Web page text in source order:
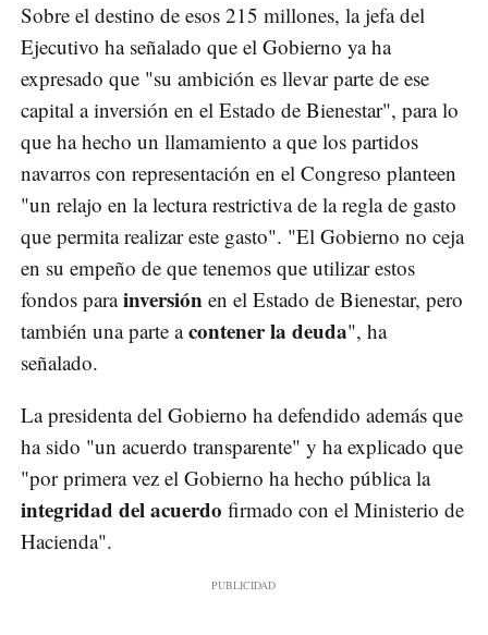
Sobre el destino de esos 215 millones, la jefa del
Ejecutivo ha señalado que el Gobierno ya ha
expresado que "su ambición es llevar parte de ese
capital a inversión en el Estado de Bienestar", para lo
que ha hecho un llamamiento a que los partidos
navarros con representación en el Congreso planteen
"un relajo en la lectura restrictiva de la regla de gasto
que permita realizar este gasto". "El Gobierno no ceja
en su empeño de que tenemos que utilizar estos
fondos parainversión en el Estado de Bienestar, pero
también una parte acontener la deuda", ha
señalado.
La presidenta del Gobierno ha defendido además que
ha sido "un acuerdo transparente" y ha explicado que
"por primera vez el Gobierno ha hecho pública la
integridad del acuerdo firmado con el Ministerio de
Hacienda".